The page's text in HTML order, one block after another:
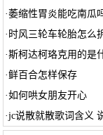
·萎缩性胃炎能吃南瓜
· 时风三轮车轮胎怎么
·斯柯达柯珞克用的是
·鲜百合怎样保存
·如何哄女朋友开心
·jc说散就散歌词含义